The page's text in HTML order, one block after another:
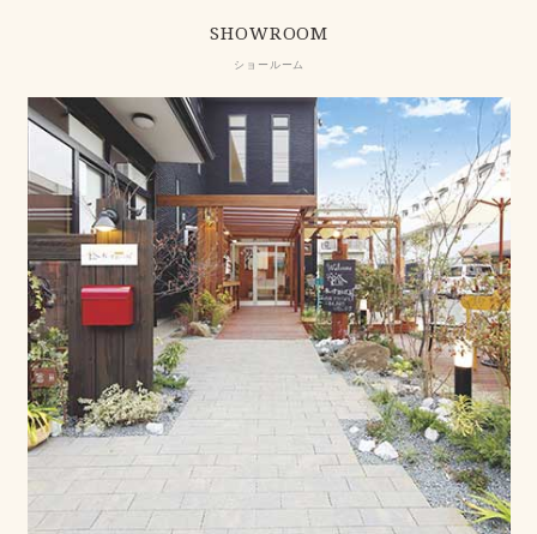
SHOWROOM
ショールーム